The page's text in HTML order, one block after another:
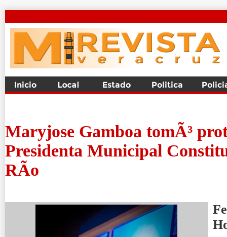
Maryjose Gamboa tomÃ³
Presidenta Municipal
RÃ­o